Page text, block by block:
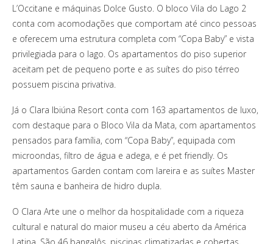
L’Occitane e máquinas Dolce Gusto. O bloco Vila do Lago 2
conta com acomodações que comportam até cinco pessoas
e oferecem uma estrutura completa com “Copa Baby” e vista
privilegiada para o lago. Os apartamentos do piso superior
aceitam pet de pequeno porte e as suítes do piso térreo
possuem piscina privativa.
Já o Clara Ibiúna Resort conta com 163 apartamentos de luxo,
com destaque para o Bloco Vila da Mata, com apartamentos
pensados para família, com “Copa Baby”, equipada com
microondas, filtro de água e adega, e é pet friendly. Os
apartamentos Garden contam com lareira e as suítes Master
têm sauna e banheira de hidro dupla.
O Clara Arte une o melhor da hospitalidade com a riqueza
cultural e natural do maior museu a céu aberto da América
Latina. São 46 bangalôs, piscinas climatizadas e cobertas,